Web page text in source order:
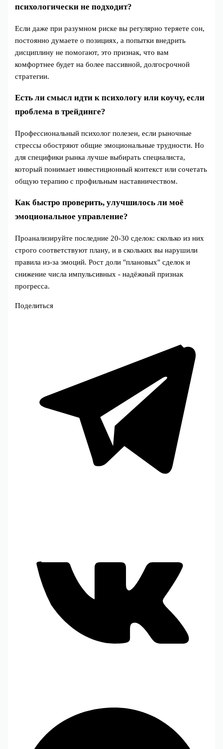
психологически не подходит?
Если даже при разумном риске вы регулярно теряете сон,
постоянно думаете о позициях, а попытки внедрить
дисциплину не помогают, это признак, что вам
комфортнее будет на более пассивной, долгосрочной
стратегии.
Есть ли смысл идти к психологу или коучу, если
проблема в трейдинге?
Профессиональный психолог полезен, если рыночные
стрессы обостряют общие эмоциональные трудности. Но
для специфики рынка лучше выбирать специалиста,
который понимает инвестиционный контекст или сочетать
общую терапию с профильным наставничеством.
Как быстро проверить, улучшилось ли моё
эмоциональное управление?
Проанализируйте последние 20-30 сделок: сколько из них
строго соответствуют плану, и в скольких вы нарушили
правила из-за эмоций. Рост доли "плановых" сделок и
снижение числа импульсивных - надёжный признак
прогресса.
Поделиться